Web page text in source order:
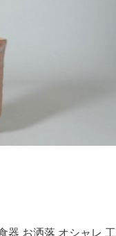
器 お洒落 オシャレ 工